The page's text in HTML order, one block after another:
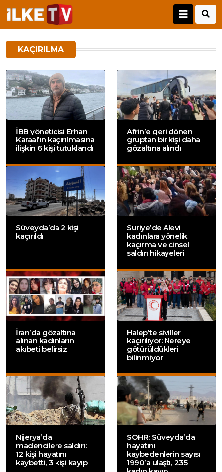
KAÇIRILMA
İBB yöneticisi Erhan
Karaal’ın kaçırılmasına
ilişkin 6 kişi tutuklandı
Afrin’e geri dönen
gruptan bir kişi daha
gözaltına alındı
Süveyda’da 2 kişi
kaçırıldı
Suriye’de Alevi
kadınlara yönelik
kaçırma ve cinsel
saldırı hikayeleri
İran’da gözaltına
alınan kadınların
akıbeti belirsiz
Halep’te siviller
kaçırılıyor: Nereye
götürüldükleri
bilinmiyor
Nijerya’da
madencilere saldırı:
12 kişi hayatını
kaybetti, 3 kişi kayıp
SOHR: Süveyda’da
hayatını
kaybedenlerin sayısı
1990’a ulaştı, 235